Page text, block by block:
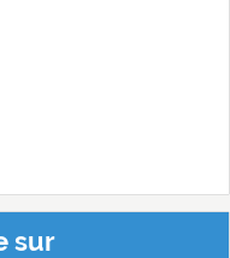
sur